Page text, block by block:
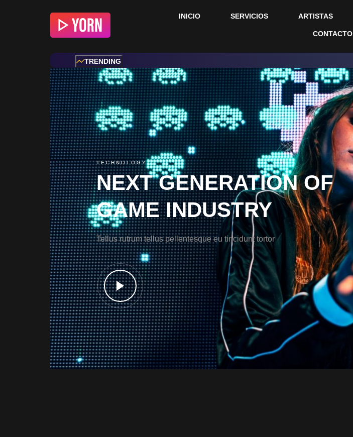
INICIO SERVICIOS ARTISTAS
CONTACTO
TRENDING
TECHNOLOGY
NEXT GENERATION OF
GAME INDUSTRY
Tellus rutrum tellus pellentesque eu tincidunt tortor